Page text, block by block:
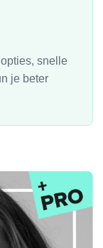
snelle
je beter